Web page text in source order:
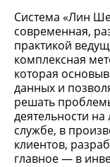
Система «Лин
современная,
практикой
комплексная
которая
данных и
решать
деятельности
службе, в
клиентов,
главное — в